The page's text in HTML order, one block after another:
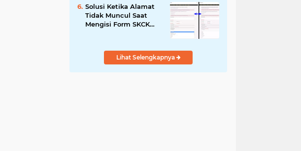
Solusi Ketika Alamat
Tidak Muncul Saat
Mengisi Form SKCK
Lihat Selengkapnya